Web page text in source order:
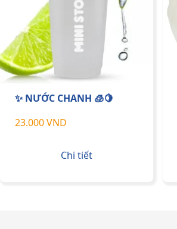
✨ NƯỚC CHANH 🧊🍋
23.000 VND
Chi tiết